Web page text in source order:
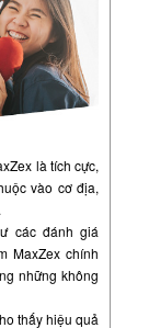
là tích cực,
vào cơ địa,
các đánh giá
MaxZex chính
những không
thấy hiệu quả